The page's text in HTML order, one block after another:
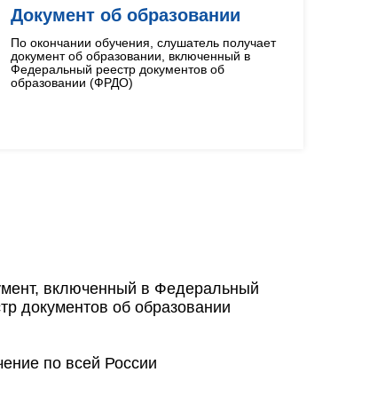
Документ об образовании
По окончании обучения, слушатель получает
документ об образовании, включенный в
Федеральный реестр документов об
образовании (ФРДО)
включенный в Федеральный
документов об образовании
по всей России